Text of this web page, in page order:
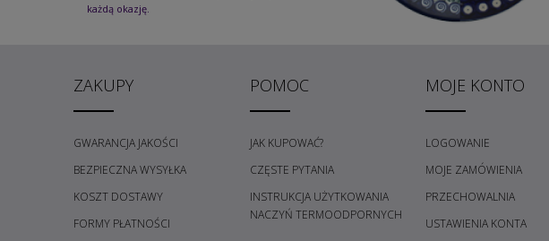
każdą okazję.
ZAKUPY
GWARANCJA JAKOŚCI
BEZPIECZNA WYSYŁKA
KOSZT DOSTAWY
FORMY PŁATNOŚCI
POMOC
JAK KUPOWAĆ?
CZĘSTE PYTANIA
INSTRUKCJA UŻYTKOWANIA
NACZYŃ TERMOODPORNYCH
MOJE KONTO
LOGOWANIE
MOJE ZAMÓWIENIA
PRZECHOWALNIA
USTAWIENIA KONTA